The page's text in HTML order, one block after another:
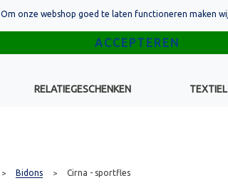
RELATIEGESCHENKEN TEXTIEL
> Bidons > Cirna - sportfles
Om onze webshop goed te laten functioneren maken